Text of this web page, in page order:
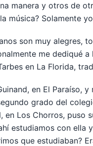
manera y otros de
música? Solamente
son muy alegres,
me dediqué
en La Florida,
en El Paraíso,
grado del
en Los Chorros,
estudiamos con ella
que estudiaban?